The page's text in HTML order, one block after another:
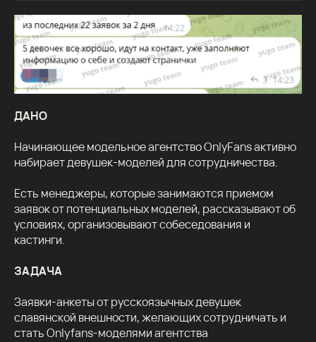
ДАНО
Начинающее модельное агентство OnlyFans активно
набирает девушек-моделей для сотрудничества.
Есть менеджеры, которые занимаются приемом
заявок от потенциальных моделей, рассказывают об
условиях, организовывают собеседования и
кастинги.
ЗАДАЧА
Заявки-анкеты от русскоязычных девушек
славянской внешности, желающих сотрудничать и
стать Onlyfans-моделями агентства